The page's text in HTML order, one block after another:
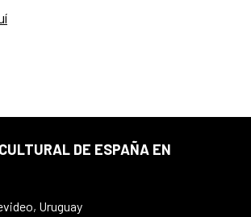
DE ESPAÑA EN
Uruguay